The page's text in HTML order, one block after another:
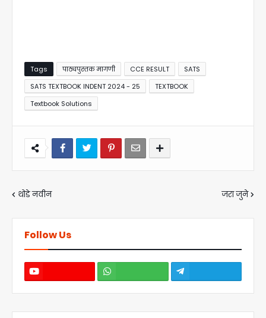
Tags पाठ्यपुस्तक मागणी CCE RESULT
SATS
SATS TEXTBOOK INDENT 2024 - 25
TEXTBOOK
Textbook Solutions
थोडे नवीन जरा जुने
Follow Us